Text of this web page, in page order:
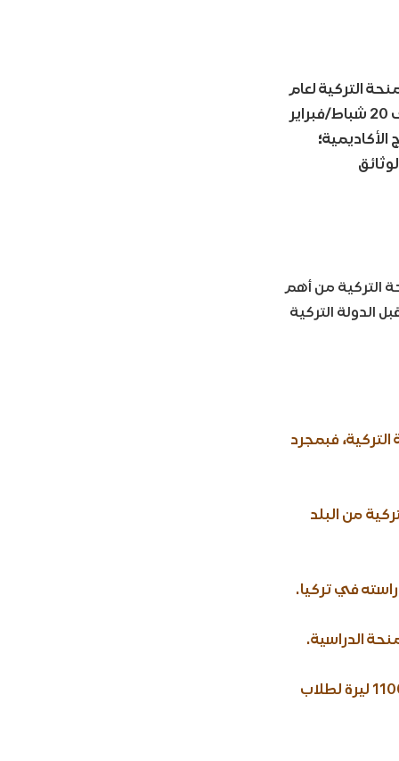
التركية لعام
2021 المقدمة للطلاب الأجانب، اعتبارا من 10 كانون الثاني/يناير الجاري، وحتى 20 شباط/فبراير
التركية من أهم
الدولة التركية
فبمجرد
من البلد
5- تمنح المنحة التركية الطالب راتبا شهريا، 800 ليرة تركية لطلاب البكالوريوس، و1100 ليرة لطلاب